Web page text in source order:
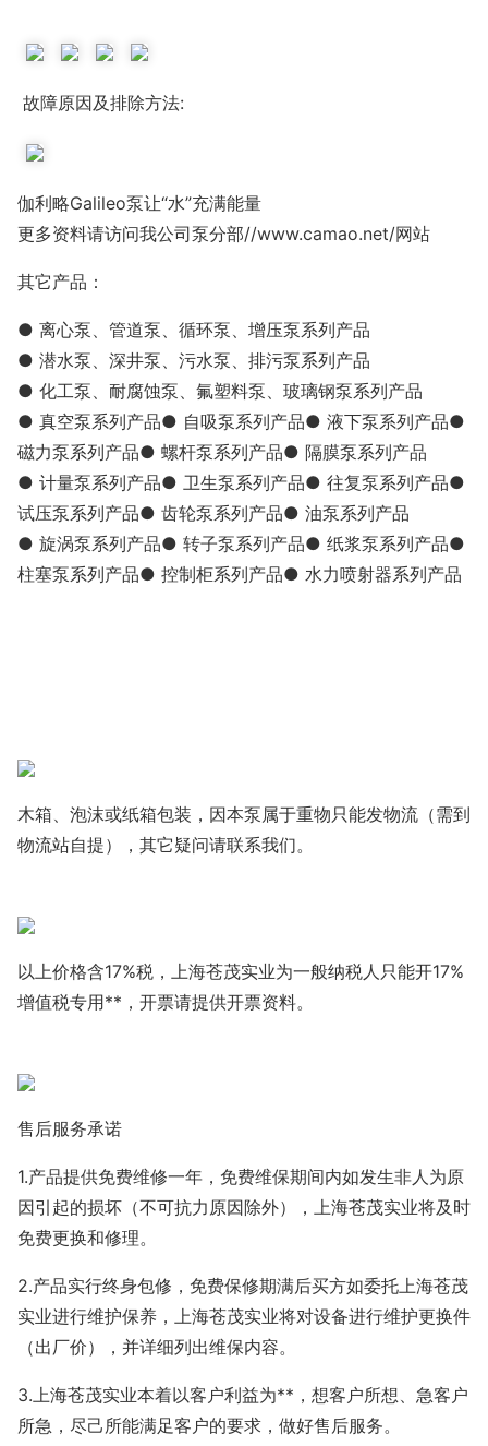
故障原因及排除方法:
伽利略Galileo泵让“水”充满能量
更多资料请访问我公司泵分部//www.camao.net/网站
其它产品：
● 离心泵、管道泵、循环泵、增压泵系列产品
● 潜水泵、深井泵、污水泵、排污泵系列产品
● 化工泵、耐腐蚀泵、氟塑料泵、玻璃钢泵系列产品
● 真空泵系列产品● 自吸泵系列产品● 液下泵系列产品●
磁力泵系列产品● 螺杆泵系列产品● 隔膜泵系列产品
● 计量泵系列产品● 卫生泵系列产品● 往复泵系列产品●
试压泵系列产品● 齿轮泵系列产品● 油泵系列产品
● 旋涡泵系列产品● 转子泵系列产品● 纸浆泵系列产品●
柱塞泵系列产品● 控制柜系列产品● 水力喷射器系列产品
木箱、泡沫或纸箱包装，因本泵属于重物只能发物流（需到
物流站自提），其它疑问请联系我们。
以上价格含17%税，上海苍茂实业为一般纳税人只能开17%
增值税专用**，开票请提供开票资料。
售后服务承诺
1.产品提供免费维修一年，免费维保期间内如发生非人为原
因引起的损坏（不可抗力原因除外），上海苍茂实业将及时
免费更换和修理。
2.产品实行终身包修，免费保修期满后买方如委托上海苍茂
实业进行维护保养，上海苍茂实业将对设备进行维护更换件
（出厂价），并详细列出维保内容。
3.上海苍茂实业本着以客户利益为**，想客户所想、急客户
所急，尽己所能满足客户的要求，做好售后服务。